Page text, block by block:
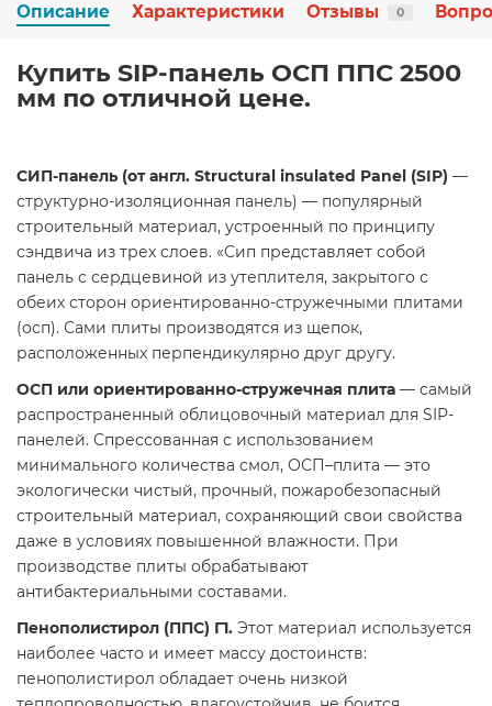
Описание Характеристики Отзывы 0
Купить SIP-панель ОСП ППС 2500
мм по отличной цене.
СИП-панель (от англ. Structural insulated Panel (SIP) —
структурно-изоляционная панель) — популярный
строительный материал, устроенный по принципу
сэндвича из трех слоев. «Сип представляет собой
панель с сердцевиной из утеплителя, закрытого с
обеих сторон ориентированно-стружечными плитами
(осп). Сами плиты производятся из щепок,
расположенных перпендикулярно друг другу.
ОСП или ориентированно-стружечная плита — самый
распространенный облицовочный материал для SIP-
панелей. Спрессованная с использованием
минимального количества смол, ОСП–плита — это
экологически чистый, прочный, пожаробезопасный
строительный материал, сохраняющий свои свойства
даже в условиях повышенной влажности. При
производстве плиты обрабатывают
антибактериальными составами.
Пенополистирол (ППС) Г1. Этот материал используется
наиболее часто и имеет массу достоинств:
пенополистирол обладает очень низкой